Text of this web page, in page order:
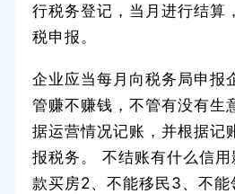
行税务登记，当月进行结算
税申报。
企业应当每月向税务局申报
管赚不赚钱，不管有没有生
据运营情况记账，并根据记
报税务。 不结账有什么信
款买房2、不能移民3、不能